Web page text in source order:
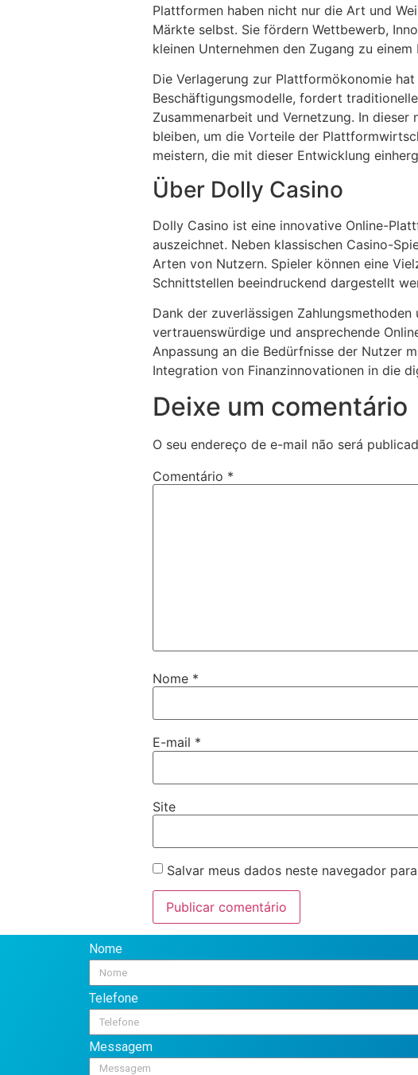
Plattformen haben nicht nur die Art und
Märkte selbst. Sie fördern Wettbewerb,
kleinen Unternehmen den Zugang zu
Die Verlagerung zur Plattformökonomie
Beschäftigungsmodelle, fordert
Zusammenarbeit und Vernetzung. In
bleiben, um die Vorteile der
meistern, die mit dieser Entwicklung
Über Dolly Casino
Dolly Casino ist eine innovative Online-
auszeichnet. Neben klassischen Casino-
Arten von Nutzern. Spieler können eine
Schnittstellen beeindruckend dargestellt
Dank der zuverlässigen
vertrauenswürdige und ansprechende
Anpassung an die Bedürfnisse der Nutzer
Integration von Finanzinnovationen in die
Deixe um comentário
O seu endereço de e-mail não será
Comentário *
Nome *
E-mail *
Site
Salvar meus dados neste navegador
Nome
Telefone
Messagem